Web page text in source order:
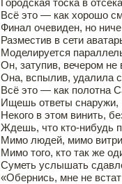
Городская тоска в
Всё это — как хорошо
Финал очевиден, но
Разместив в сети
Моделируется
Он, затупив, вечером
Она, вспылив, удалила
Всё это — как полотна
Ищешь ответы снаружи,
Некого в этом винить,
Ждешь, что кто-нибудь
Мимо людей, мимо
Мимо того, кто так же
Суметь услышать
«Обернись, мне не